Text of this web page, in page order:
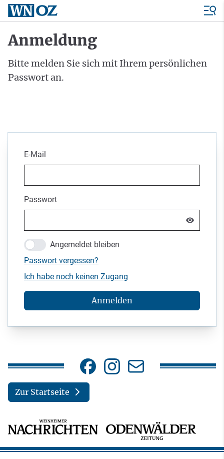
Anmeldung
Bitte melden Sie sich mit Ihrem persönlichen
Passwort an.
E-Mail
Passwort
Angemeldet bleiben
Passwort vergessen?
Ich habe noch keinen Zugang
Anmelden
Zur Startseite